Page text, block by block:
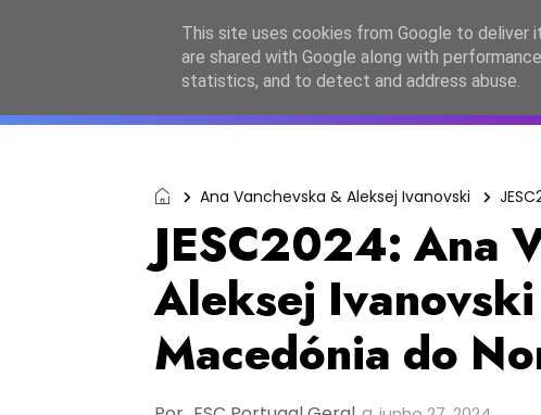
ESC2027 JESC2026 FC2026
Ana Vanchevska & Aleksej Ivanovski
JESC2024: Ana
Aleksej
Macedónia do
This site uses cookies from Google to deliver
are shared with Google along with
statistics, and to detect and address abuse.